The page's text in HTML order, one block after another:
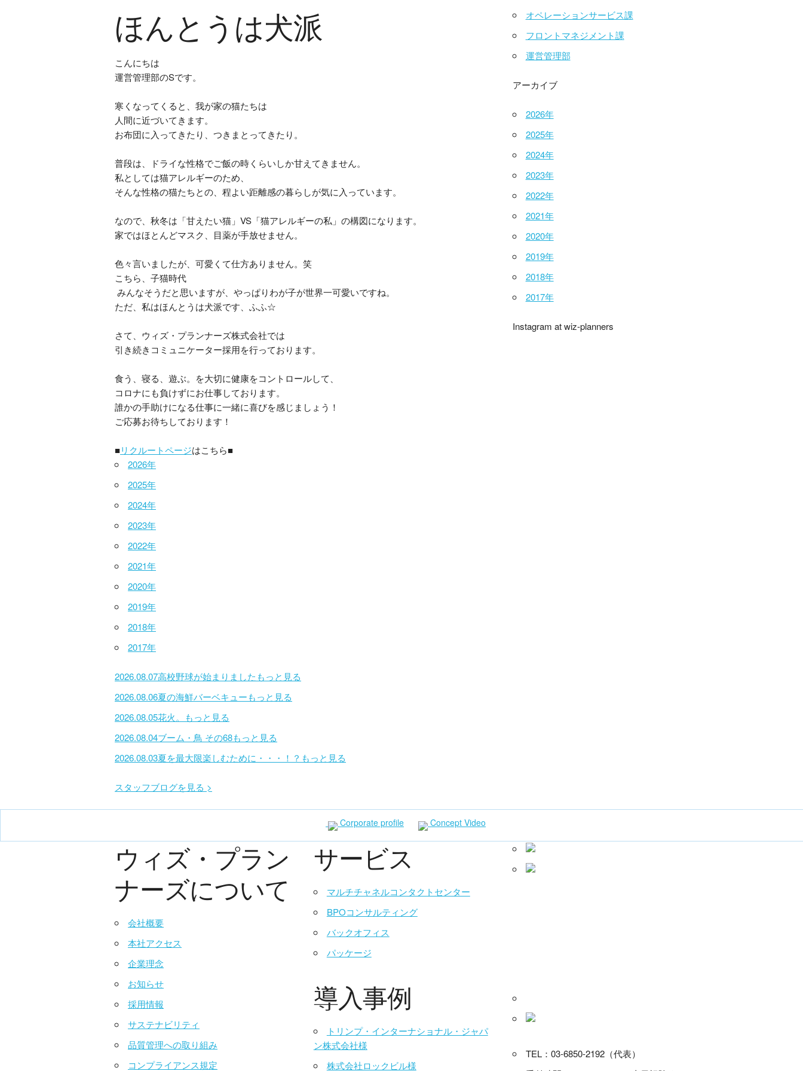
ほんとうは犬派
こんにちは
運営管理部のSです。
寒くなってくると、我が家の猫たちは
人間に近づいてきます。
お布団に入ってきたり、つきまとってきたり。
普段は、ドライな性格でご飯の時くらいしか甘えてきません。
私としては猫アレルギーのため、
そんな性格の猫たちとの、程よい距離感の暮らしが気に入っています。
なので、秋冬は「甘えたい猫」VS「猫アレルギーの私」の構図になります。
家ではほとんどマスク、目薬が手放せません。
色々言いましたが、可愛くて仕方ありません。笑
こちら、子猫時代
みんなそうだと思いますが、やっぱりわが子が世界一可愛いですね。
ただ、私はほんとうは犬派です、ふふ☆
さて、ウィズ・プランナーズ株式会社では
引き続きコミュニケーター採用を行っております。
食う、寝る、遊ぶ。を大切に健康をコントロールして、
コロナにも負けずにお仕事しております。
誰かの手助けになる仕事に一緒に喜びを感じましょう！
ご応募お待ちしております！
■リクルートページはこちら■
オペレーションサービス課
フロントマネジメント課
運営管理部
アーカイブ
2026年
2025年
2024年
2023年
2022年
2021年
2020年
2019年
2018年
2017年
Instagram at wiz-planners
2026年
2025年
2024年
2023年
2022年
2021年
2020年
2019年
2018年
2017年
2026.08.07高校野球が始まりました もっと見る
2026.08.06夏の海鮮バーベキューもっと見る
2026.08.05花火。
もっと見る
2026.08.04ブーム・鳥 その68もっと見る
2026.08.03夏を最大限楽しむために・・・！？ もっと見る
スタッフブログを見る >
Corporate profile Concept Video
ウィズ・プラン
ナーズについて
会社概要
本社アクセス
企業理念
お知らせ
採用情報
サステナビリティ
品質管理への取り組み
コンプライアンス規定
サービス
マルチチャネルコンタクトセンター
BPOコンサルティング
バックオフィス
パッケージ
導入事例
トリンプ・インターナショナル・ジャパ
ン株式会社様
株式会社ロックビル様
TEL：03-6850-2192（代表）